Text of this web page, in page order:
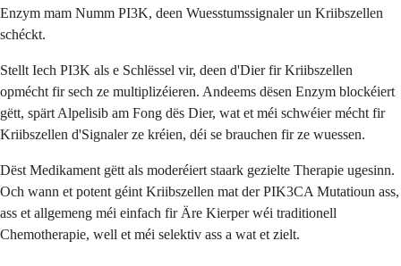
Enzym mam Numm PI3K, deen Wuesstumssignaler un Kriibszellen
schéckt.
Stellt Iech PI3K als e Schlëssel vir, deen d'Dier fir Kriibszellen
opmécht fir sech ze multiplizéieren. Andeems dësen Enzym blockéiert
gëtt, spärt Alpelisib am Fong dës Dier, wat et méi schwéier mécht fir
Kriibszellen d'Signaler ze kréien, déi se brauchen fir ze wuessen.
Dëst Medikament gëtt als moderéiert staark gezielte Therapie ugesinn.
Och wann et potent géint Kriibszellen mat der PIK3CA Mutatioun ass,
ass et allgemeng méi einfach fir Äre Kierper wéi traditionell
Chemotherapie, well et méi selektiv ass a wat et zielt.